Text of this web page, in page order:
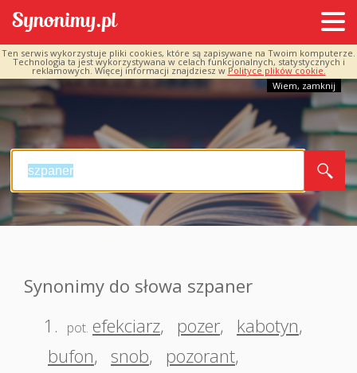
Ten serwis wykorzystuje pliki cookies, które są zapisywane na Twoim komputerze.
Technologia ta jest wykorzystywana w celach funkcjonalnych, statystycznych i
reklamowych. Więcej informacji znajdziesz w Polityce plików cookie.
Wiem, zamknij
Synonimy do słowa szpaner
1.
pot. efekciarz, pozer, kabotyn,
bufon, snob, pozorant,